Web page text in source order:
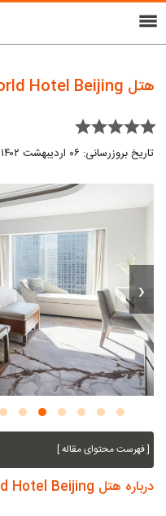
menu
هتل China World Hotel Beijing
star star star star star
تاریخ بروزرسانی: ۰۶ اردیبهشت ۱۴۰۲
‹
[ فهرست محتوای مقاله ]
درباره هتل China World Hotel Beijing